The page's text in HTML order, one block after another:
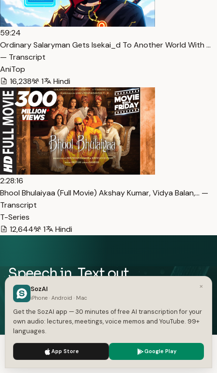
59:24
Ordinary Salaryman Gets Isekai_d To Another World With …
— Transcript
AniTop
16,238
1 Hindi
2:28:16
Bhool Bhulaiyaa (Full Movie) Akshay Kumar, Vidya Balan,… —
Transcript
T-Series
12,644
1 Hindi
Speech in. Text out.
Free on iOS and Android — 30 minutes of transcription
included.
Get the App — Free
iOS and Android. 30 minutes free, no card.
We use cookies to enhance your experience.
×
SozAI
iPhone · Android · Mac
Get the SozAI app — 30 minutes of free AI transcription for your
own audio: lectures, meetings, voice memos and YouTube. 99+
languages.
App Store Google Play